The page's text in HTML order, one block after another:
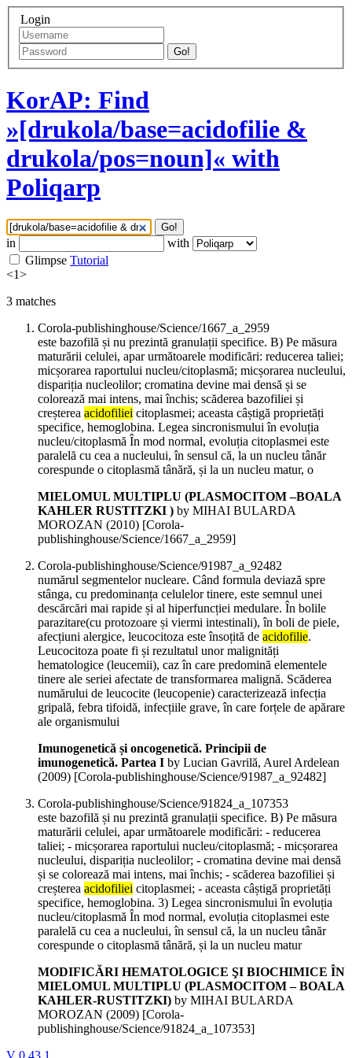
Login
Go!
KorAP: Find
»[drukola/base=acidofilie &
drukola/pos=noun]« with
Poliqarp
Go!
in
with
Glimpse Tutorial
<1>
3 matches
Corola-publishinghouse/Science/1667_a_2959
este bazofilă și nu prezintă granulații specifice. B) Pe măsura
maturării celulei, apar următoarele modificări: reducerea taliei;
micșorarea raportului nucleu/citoplasmă; micșorarea nucleului,
dispariția nucleolilor; cromatina devine mai densă și se
colorează mai intens, mai închis; scăderea bazofiliei și
creșterea acidofiliei citoplasmei; aceasta câștigă proprietăți
specifice, hemoglobina. Legea sincronismului în evoluția
nucleu/citoplasmă În mod normal, evoluția citoplasmei este
paralelă cu cea a nucleului, în sensul că, la un nucleu tânăr
corespunde o citoplasmă tânără, și la un nucleu matur, o
MIELOMUL MULTIPLU (PLASMOCITOM –BOALA
KAHLER RUSTITZKI ) by MIHAI BULARDA
MOROZAN (2010) [Corola-
publishinghouse/Science/1667_a_2959]
Corola-publishinghouse/Science/91987_a_92482
numărul segmentelor nucleare. Când formula deviază spre
stânga, cu predominanța celulelor tinere, este semnul unei
descărcări mai rapide și al hiperfuncției medulare. În bolile
parazitare(cu protozoare și viermi intestinali), în boli de piele,
afecțiuni alergice, leucocitoza este însoțită de acidofilie.
Leucocitoza poate fi și rezultatul unor malignități
hematologice (leucemii), caz în care predomină elementele
tinere ale seriei afectate de transformarea malignă. Scăderea
numărului de leucocite (leucopenie) caracterizează infecția
gripală, febra tifoidă, infecțiile grave, în care forțele de apărare
ale organismului
Imunogenetică și oncogenetică. Principii de
imunogenetică. Partea I by Lucian Gavrilă, Aurel Ardelean
(2009) [Corola-publishinghouse/Science/91987_a_92482]
Corola-publishinghouse/Science/91824_a_107353
este bazofilă și nu prezintă granulații specifice. B) Pe măsura
maturării celulei, apar următoarele modificări: - reducerea
taliei; - micșorarea raportului nucleu/citoplasmă; - micșorarea
nucleului, dispariția nucleolilor; - cromatina devine mai densă
și se colorează mai intens, mai închis; - scăderea bazofiliei și
creșterea acidofiliei citoplasmei; - aceasta câștigă proprietăți
specifice, hemoglobina. 3) Legea sincronismului în evoluția
nucleu/citoplasmă În mod normal, evoluția citoplasmei este
paralelă cu cea a nucleului, în sensul că, la un nucleu tânăr
corespunde o citoplasmă tânără, și la un nucleu matur
MODIFICĂRI HEMATOLOGICE ŞI BIOCHIMICE ÎN
MIELOMUL MULTIPLU (PLASMOCITOM – BOALA
KAHLER-RUSTITZKI) by MIHAI BULARDA
MOROZAN (2009) [Corola-
publishinghouse/Science/91824_a_107353]